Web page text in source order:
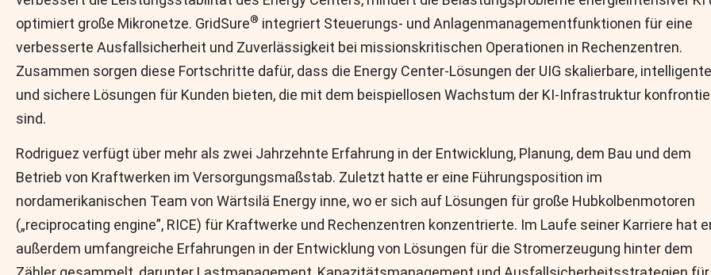
optimiert große Mikronetze. GridSure® integriert Steuerungs- und Anlagenmanagementfunktionen für eine
verbesserte Ausfallsicherheit und Zuverlässigkeit bei missionskritischen Operationen in Rechenzentren.
Zusammen sorgen diese Fortschritte dafür, dass die Energy Center-Lösungen der UIG skalierbare, intelligente
und sichere Lösungen für Kunden bieten, die mit dem beispiellosen Wachstum der KI-Infrastruktur
sind.
Rodriguez verfügt über mehr als zwei Jahrzehnte Erfahrung in der Entwicklung, Planung, dem Bau und dem
Betrieb von Kraftwerken im Versorgungsmaßstab. Zuletzt hatte er eine Führungsposition im
nordamerikanischen Team von Wärtsilä Energy inne, wo er sich auf Lösungen für große Hubkolbenmotoren
(„reciprocating engine”, RICE) für Kraftwerke und Rechenzentren konzentrierte. Im Laufe seiner Karriere hat
außerdem umfangreiche Erfahrungen in der Entwicklung von Lösungen für die Stromerzeugung hinter dem